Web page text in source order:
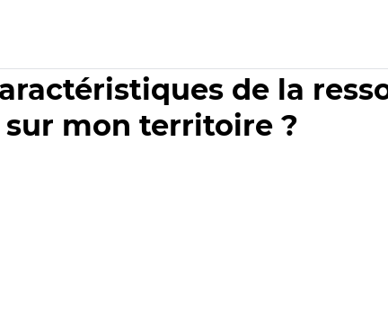
de la
sur mon territoire ?